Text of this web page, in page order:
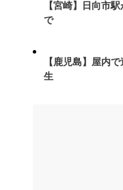
【宮崎】日向市
で
【鹿児島】屋内
生